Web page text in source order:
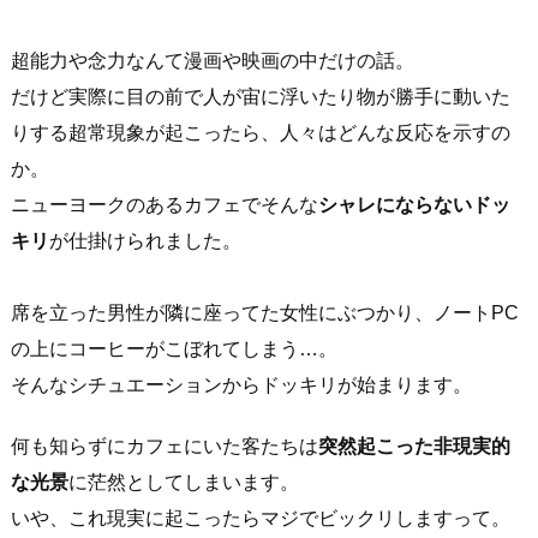
超能力や念力なんて漫画や映画の中だけの話。
だけど実際に目の前で人が宙に浮いたり物が勝手に動いた
りする超常現象が起こったら、人々はどんな反応を示すの
か。
ニューヨークのあるカフェでそんなシャレにならないドッ
キリ が仕掛けられました。
席を立った男性が隣に座ってた女性にぶつかり、ノートPC
の上にコーヒーがこぼれてしまう…。
そんなシチュエーションからドッキリが始まります。
何も知らずにカフェにいた客たちは突然起こった非現実的
な光景に茫然としてしまいます。
いや、これ現実に起こったらマジでビックリしますって。